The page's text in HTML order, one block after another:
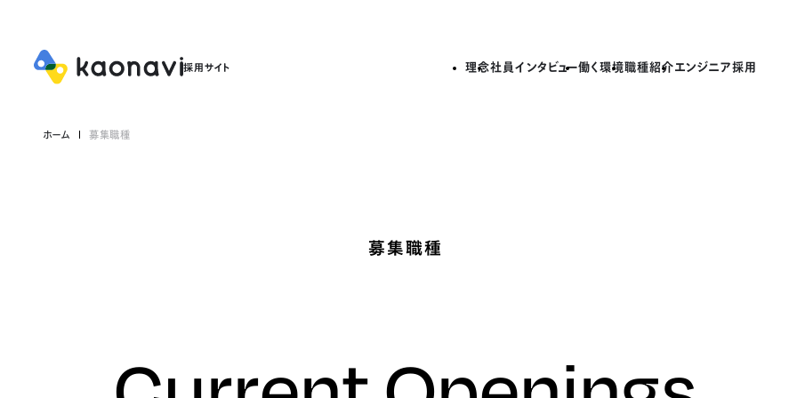
理念社員インタビュー働く環境職種紹介エンジニア採用
ホーム 募集職種
募集職種